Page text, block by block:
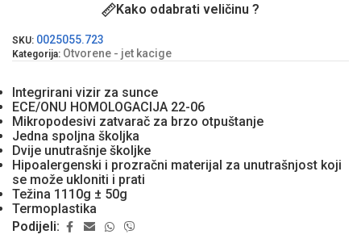
Kako odabrati veličinu ?
SKU: 0025055.723
Kategorija: Otvorene - jet kacige
Integrirani vizir za sunce
ECE/ONU HOMOLOGACIJA 22-06
Mikropodesivi zatvarač za brzo otpuštanje
Jedna spoljna školjka
Dvije unutrašnje školjke
Hipoalergenski i prozračni materijal za unutrašnjost koji
se može ukloniti i prati
Težina 1110g ± 50g
Termoplastika
Podijeli: